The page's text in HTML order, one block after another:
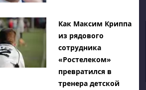
Как Максим Криппа
из рядового
сотрудника
«Ростелеком»
превратился в
тренера детской